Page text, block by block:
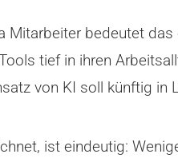
Mitarbeiter bedeutet
tief in ihren
von KI soll künftig in
ist eindeutig: